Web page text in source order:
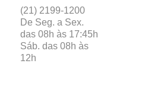
(21) 2199-1200
De Seg. a Sex.
das 08h às 17:45h
Sáb. das 08h às
12h